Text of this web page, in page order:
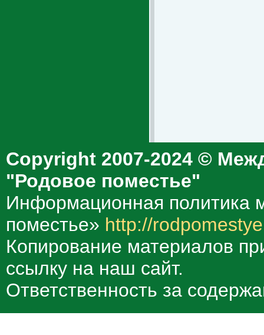
Copyright 2007-2024 ©
"Родовое поместье"
Информационная политика
поместье» http://
Копирование материалов
ссылку на наш сайт.
Ответственность за